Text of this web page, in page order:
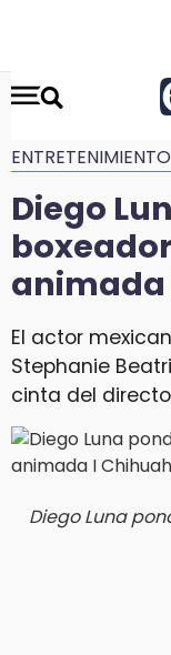
ENTRETENIMIENTO
Diego
animada
El actor
Stephanie
cinta del
Diego Luna